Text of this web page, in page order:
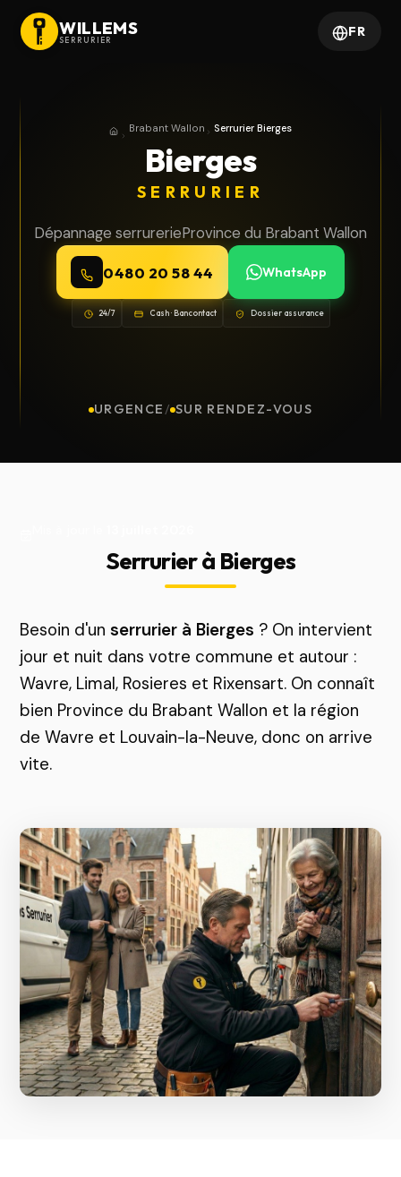
WILLEMS
SERRURIER FR
AccueilProvince du Brabant Wallon
Brabant Wallon Serrurier Bierges
Bierges
SERRURIER
Dépannage serrurerieProvince du Brabant Wallon
0480 20 58 44 WhatsApp
24/7 Cash · Bancontact Dossier assurance
URGENCE / SUR RENDEZ-VOUS
Serrurier à Bierges
Besoin d'unserrurier à Bierges ? On intervient
jour et nuit dans votre commune et autour :
Wavre, Limal, Rosieres et Rixensart. On connaît
bien Province du Brabant Wallon et la région
de Wavre et Louvain-la-Neuve, donc on arrive
vite.